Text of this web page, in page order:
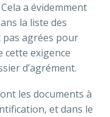
a évidemment
la liste des
agrées pour
cette exigence
d’agrément.
les documents à
et dans le